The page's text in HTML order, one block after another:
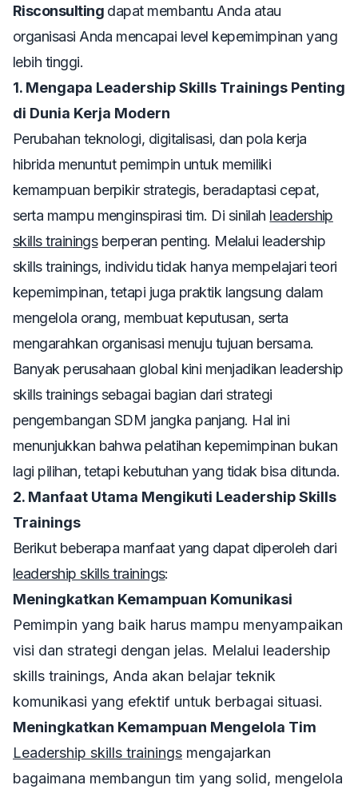
Risconsultingdapat membantu Anda atau
organisasi Anda mencapai level kepemimpinan yang
lebih tinggi.
1. Mengapa Leadership Skills Trainings Penting
di Dunia Kerja Modern
Perubahan teknologi, digitalisasi, dan pola kerja
hibrida menuntut pemimpin untuk memiliki
kemampuan berpikir strategis, beradaptasi cepat,
serta mampu menginspirasi tim. Di sinilah leadership
skills trainingsberperan penting. Melalui leadership
skills trainings, individu tidak hanya mempelajari teori
kepemimpinan, tetapi juga praktik langsung dalam
mengelola orang, membuat keputusan, serta
mengarahkan organisasi menuju tujuan bersama.
Banyak perusahaan global kini menjadikan leadership
skills trainingssebagai bagian dari strategi
pengembangan SDM jangka panjang. Hal ini
menunjukkan bahwa pelatihan kepemimpinan bukan
lagi pilihan, tetapi kebutuhan yang tidak bisa ditunda.
2. Manfaat Utama Mengikuti Leadership Skills
Trainings
Berikut beberapa manfaat yang dapat diperoleh dari
leadership skills trainings:
Meningkatkan Kemampuan Komunikasi
Pemimpin yang baik harus mampu menyampaikan
visi dan strategi dengan jelas. Melalui leadership
skills trainings, Anda akan belajar teknik
komunikasi yang efektif untuk berbagai situasi.
Meningkatkan Kemampuan Mengelola Tim
Leadership skills trainings mengajarkan
bagaimana membangun tim yang solid, mengelola